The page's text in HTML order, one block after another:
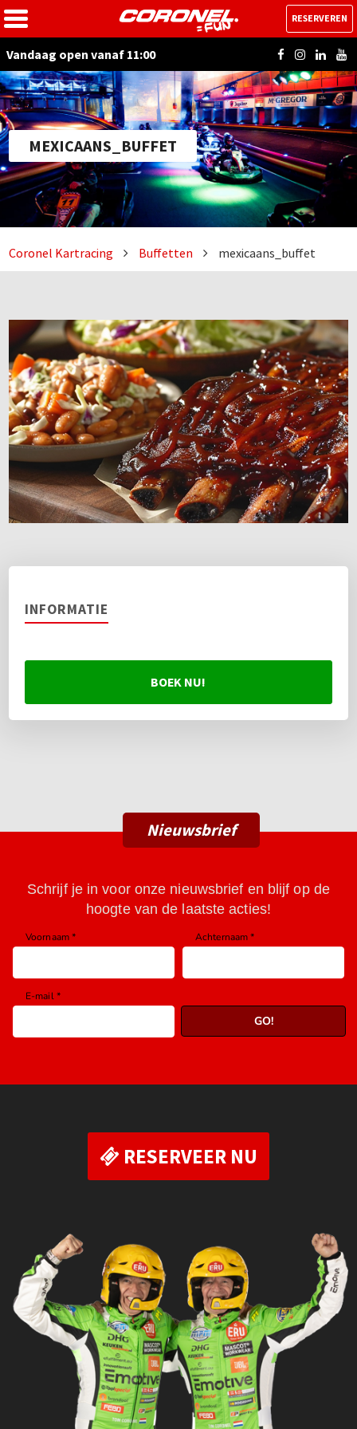
Vandaag open vanaf 11:00
RESERVEREN
MEXICAANS_BUFFET
Coronel Kartracing Buffetten mexicaans_buffet
INFORMATIE
BOEK NU!
Nieuwsbrief
RESERVEER NU